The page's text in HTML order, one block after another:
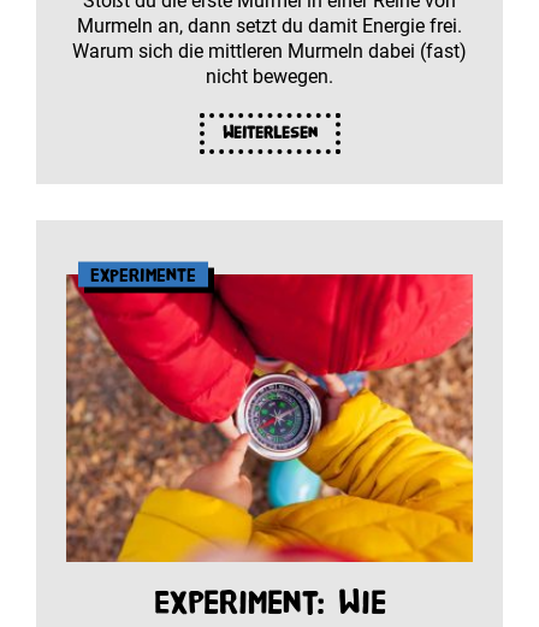
Murmeln an, dann setzt du damit Energie frei.
Warum sich die mittleren Murmeln dabei (fast)
nicht bewegen.
Weiterlesen
Experimente
Experiment: Wie